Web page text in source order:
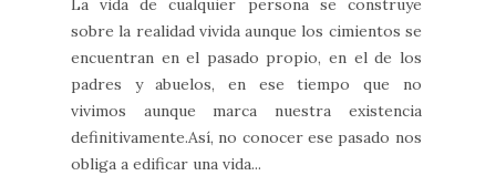
La vida de cualquier persona se construye
sobre la realidad vivida aunque los cimientos se
encuentran en el pasado propio, en el de los
padres y abuelos, en ese tiempo que no
vivimos aunque marca nuestra existencia
definitivamente.Así, no conocer ese pasado nos
obliga a edificar una vida...